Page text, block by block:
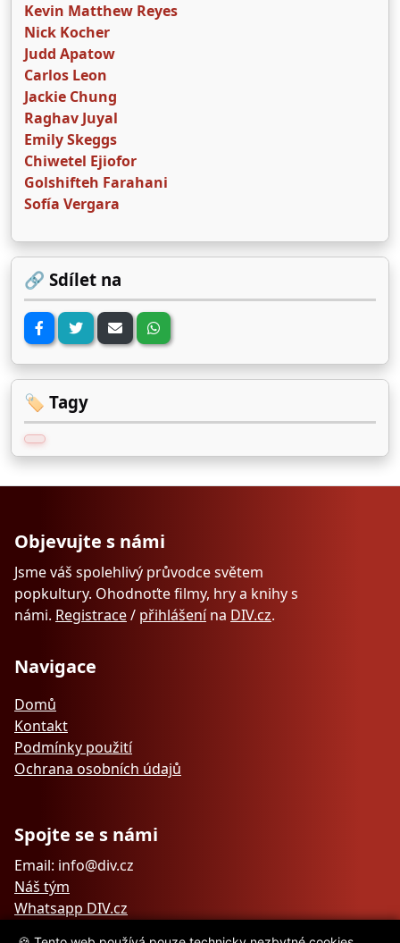
Kevin Matthew Reyes
Nick Kocher
Judd Apatow
Carlos Leon
Jackie Chung
Raghav Juyal
Emily Skeggs
Chiwetel Ejiofor
Golshifteh Farahani
Sofía Vergara
🔗 Sdílet na
🏷️ Tagy
Objevujte s námi
Jsme váš spolehlivý průvodce světem
popkultury. Ohodnoťte filmy, hry a knihy s
námi. Registrace/ přihlášenína DIV.cz.
Navigace
Domů
Kontakt
Podmínky použití
Ochrana osobních údajů
Spojte se s námi
Email: info@div.cz
Náš tým
Whatsapp DIV.cz